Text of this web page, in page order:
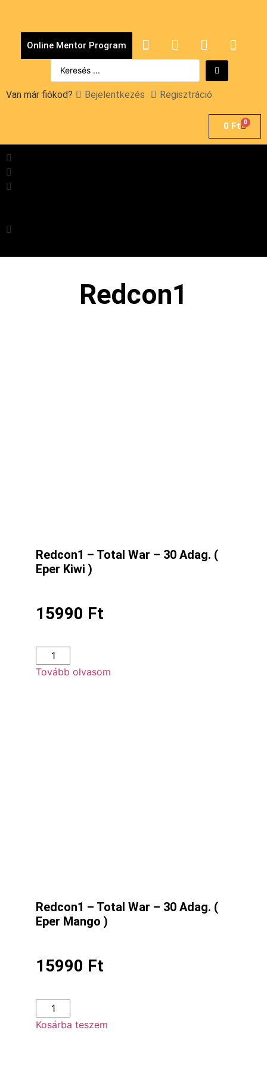
Online Mentor Program
Van már fiókod? Bejelentkezés Regisztráció
0 Ft 0
Redcon1
Redcon1 – Total War – 30 Adag. (
Eper Kiwi )
15990 Ft
Tovább olvasom
Redcon1 – Total War – 30 Adag. (
Eper Mango )
15990 Ft
Kosárba teszem